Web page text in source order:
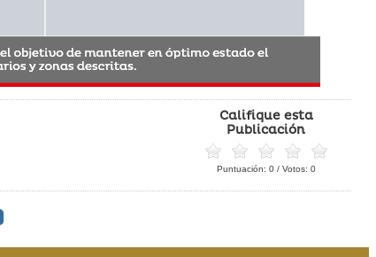
Califique esta
Publicación
Puntuación: 0/ Votos: 0